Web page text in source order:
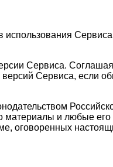
Сервиса.
Сервиса, если
и любые
оговоренных